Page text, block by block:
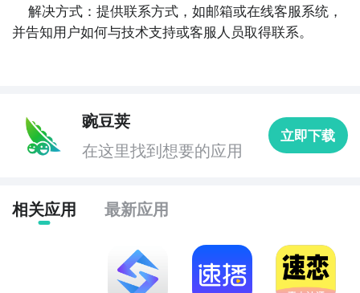
并告知用户如何与技术支持或客服人员取得联系。
豌豆荚
在这里找到想要的应用
立即下载
相关应用 最新应用